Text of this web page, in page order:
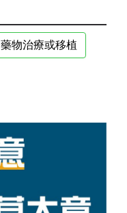
藥物治療或移植